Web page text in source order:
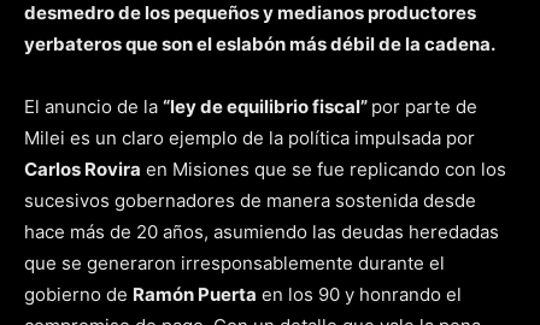
desmedro de los pequeños y medianos productores
yerbateros que son el eslabón más débil de la cadena.
El anuncio de la “ley de equilibrio fiscal” por parte de
Milei es un claro ejemplo de la política impulsada por
Carlos Rovira en Misiones que se fue replicando con los
sucesivos gobernadores de manera sostenida desde
hace más de 20 años, asumiendo las deudas heredadas
que se generaron irresponsablemente durante el
gobierno de Ramón Puerta en los 90 y honrando el